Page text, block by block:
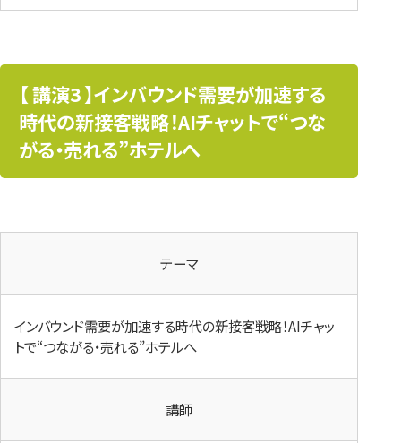
【 講演3 】インバウンド需要が加速する
時代の新接客戦略！AIチャットで“つな
がる・売れる”ホテルへ
テーマ
インバウンド需要が加速する時代の新接客戦略！AIチャッ
トで“つながる・売れる”ホテルへ
講師